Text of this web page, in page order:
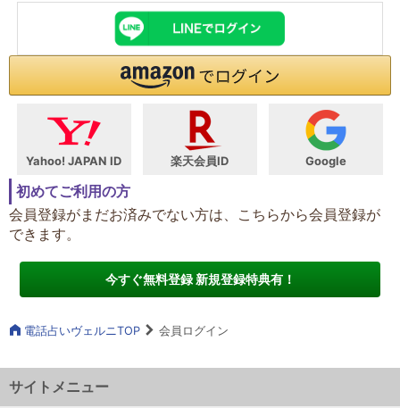
Yahoo! JAPAN ID 楽天会員ID Google
初めてご利用の方
会員登録がまだお済みでない方は、こちらから会員登録が
できます。
今すぐ無料登録 新規登録特典有！
電話占いヴェルニTOP 会員ログイン
サイトメニュー